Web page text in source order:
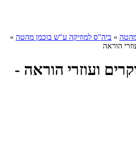
» ביה"ס למוזיקה ע"ש בוכמן מהטה »
הוראה
ועוזרי הוראה -